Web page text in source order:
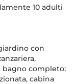
10 adulti
con
bagno completo;
cabina